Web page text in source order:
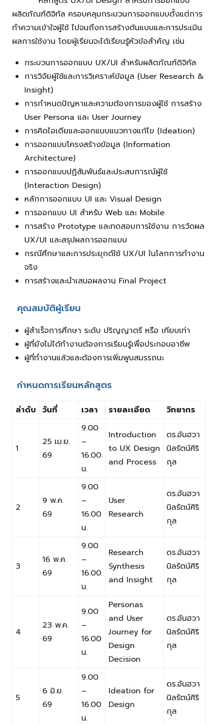
ผลิตภัณฑ์ดิจิทัล ครอบคลุมกระบวนการออกแบบตั้งแต่การ
ทำความเข้าใจผู้ใช้ ไปจนถึงการสร้างต้นแบบและการประเมิน
ผลการใช้งาน โดยผู้เรียนจะได้เรียนรู้หัวข้อสำคัญ เช่น
กระบวนการออกแบบ UX/UI สำหรับผลิตภัณฑ์ดิจิทัล
การวิจัยผู้ใช้และการวิเคราะห์ข้อมูล (User Research &
Insight)
การกำหนดปัญหาและความต้องการของผู้ใช้ การสร้าง
User Persona และ User Journey
การคิดไอเดียและออกแบบแนวทางแก้ไข (Ideation)
การออกแบบโครงสร้างข้อมูล (Information
Architecture)
การออกแบบปฏิสัมพันธ์และประสบการณ์ผู้ใช้
(Interaction Design)
หลักการออกแบบ UI และ Visual Design
การออกแบบ UI สำหรับ Web และ Mobile
การสร้าง Prototype และทดสอบการใช้งาน การวัดผล
UX/UI และสรุปผลการออกแบบ
กรณีศึกษาและการประยุกต์ใช้ UX/UI ในโลกการทำงาน
จริง
การสร้างและนำเสนอผลงาน Final Project
คุณสมบัติผู้เรียน
ผู้สำเร็จการศึกษา ระดับ ปริญญาตรี หรือ เทียบเท่า
ผู้ที่ยังไม่ได้ทำงานต้องการเรียนรู้เพื่อประกอบอาชีพ
ผู้ที่ทำงานแล้วและต้องการเพิ่มพูนสมรรถนะ
กำหนดการเรียนหลักสูตร
ลำดับ วันที่ เวลา รายละเอียด วิทยากร
1
25 เม.ย.
69
9.00
–
16.00
น.
Introduction
to UX Design
and Process
ดร.อันฮวา
นิลรัตน์ศิริ
กุล
2
9 พ.ค.
69
9.00
–
16.00
น.
User
Research
ดร.อันฮวา
นิลรัตน์ศิริ
กุล
3
16 พ.ค.
69
9.00
–
16.00
น.
Research
Synthesis
and Insight
ดร.อันฮวา
นิลรัตน์ศิริ
กุล
4
23 พ.ค.
69
9.00
–
16.00
น.
Personas
and User
Journey for
Design
Decision
ดร.อันฮวา
นิลรัตน์ศิริ
กุล
5
6 มิ.ย.
69
9.00
–
16.00
น.
Ideation for
Design
ดร.อันฮวา
นิลรัตน์ศิริ
กุล